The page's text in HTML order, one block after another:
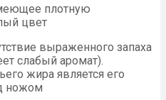
плотную
цвет
выраженного запаха
слабый аромат).
жира является его
ножом